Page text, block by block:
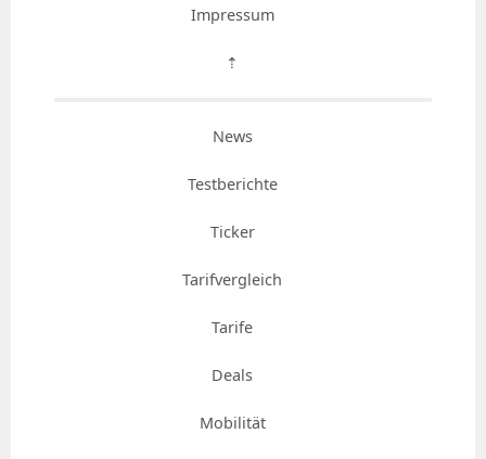
Impressum
⇡
News
Testberichte
Ticker
Tarifvergleich
Tarife
Deals
Mobilität